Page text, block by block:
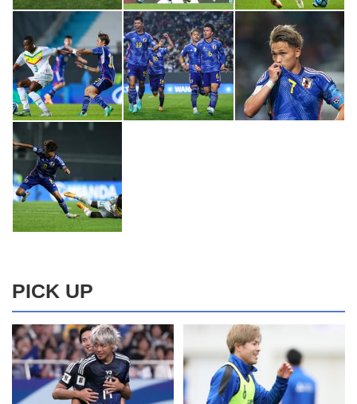
PICK UP